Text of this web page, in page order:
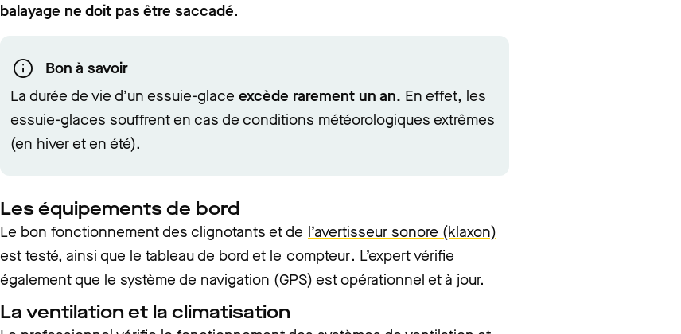
balayage ne doit pas être saccadé.
Bon à savoir
La durée de vie d’un essuie-glace excède rarement un an. En effet, les
essuie-glaces souffrent en cas de conditions météorologiques extrêmes
(en hiver et en été).
Les équipements de bord
Le bon fonctionnement des clignotants et de l’avertisseur sonore (klaxon)
est testé, ainsi que le tableau de bord et le compteur. L’expert vérifie
également que le système de navigation (GPS) est opérationnel et à jour.
La ventilation et la climatisation